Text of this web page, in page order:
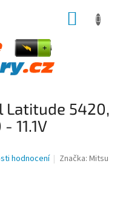
Latitude 5420,
11.1V
hodnocení Značka:Mitsu